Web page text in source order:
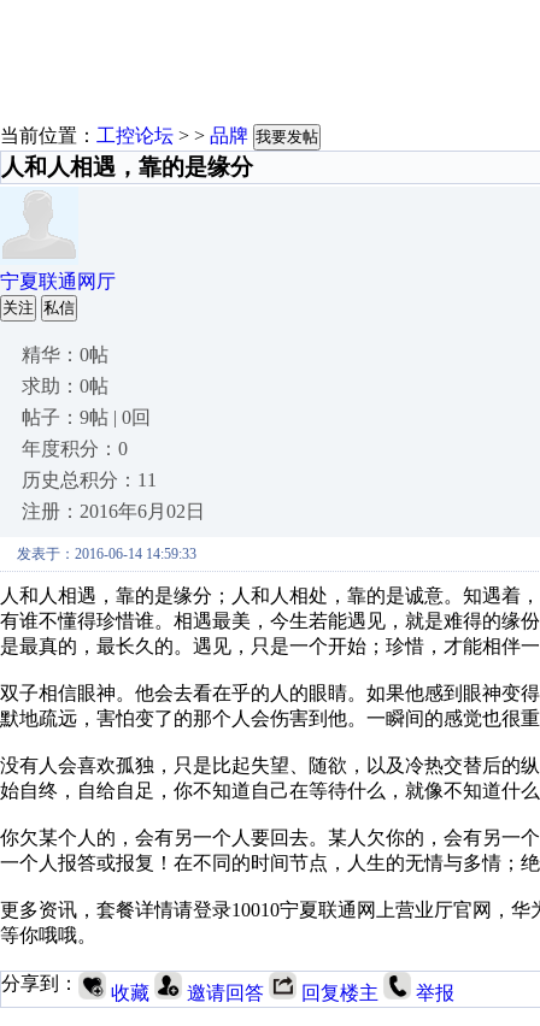
当前位置： 工控论坛 > > 品牌 我要发帖
人和人相遇，靠的是缘分
宁夏联通网厅
关注 私信
精华：0帖
求助：0帖
帖子：9帖 | 0回
年度积分：0
历史总积分：11
注册：2016年6月02日
发表于：2016-06-14 14:59:33
人和人相遇，靠的是缘分；人和人相处，靠的是诚意。知遇着
有谁不懂得珍惜谁。相遇最美，今生若能遇见，就是难得的缘
是最真的，最长久的。遇见，只是一个开始；珍惜，才能相伴
双子相信眼神。他会去看在乎的人的眼睛。如果他感到眼神变
默地疏远，害怕变了的那个人会伤害到他。一瞬间的感觉也很
没有人会喜欢孤独，只是比起失望、随欲，以及冷热交替后的
始自终，自给自足，你不知道自己在等待什么，就像不知道什
你欠某个人的，会有另一个人要回去。某人欠你的，会有另一
一个人报答或报复！在不同的时间节点，人生的无情与多情；
更多资讯，套餐详情请登录10010宁夏联通网上营业厅官网，
等你哦哦。
分享到： 收藏 邀请回答 回复楼主 举报